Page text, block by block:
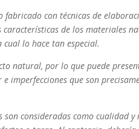
fabricado con técnicas de
características de los materiales
lo hace tan especial.
natural, por lo que puede
imperfecciones que son
son consideradas como cualidad